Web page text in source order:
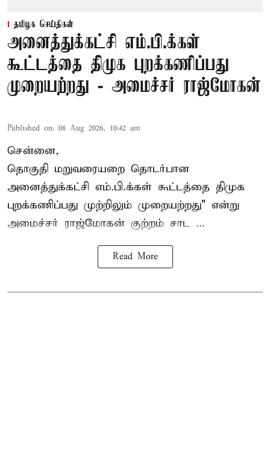
தமிழக செய்திகள்
அனைத்துக்கட்சி எம்.பி.க்கள்
கூட்டத்தை திமுக புறக்கணிப்பது
முறையற்றது - அமைச்சர் ராஜ்மோகன்
Published on: 08 Aug 2026, 10:42 am
சென்னை,
தொகுதி மறுவரையறை தொடர்பான
அனைத்துக்கட்சி எம்.பி.க்கள் கூட்டத்தை திமுக
புறக்கணிப்பது முற்றிலும் முறையற்றது" என்று
அமைச்சர் ராஜ்மோகன் குற்றம் சாட ...
Read More